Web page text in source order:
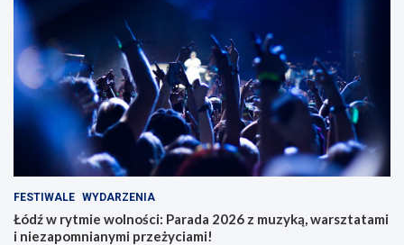
FESTIWALE WYDARZENIA
Łódź w rytmie wolności: Parada 2026 z muzyką, warsztatami
i niezapomnianymi przeżyciami!